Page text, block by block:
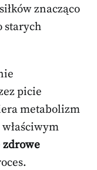
znacząco
starych
picie
metabolizm
zdrowe